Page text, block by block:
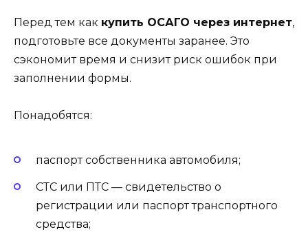
Перед тем как купить ОСАГО через интернет,
подготовьте все документы заранее. Это
сэкономит время и снизит риск ошибок при
заполнении формы.
Понадобятся:
паспорт собственника автомобиля;
СТС или ПТС — свидетельство о
регистрации или паспорт транспортного
средства;